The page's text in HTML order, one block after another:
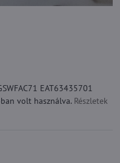
EAT63435701
volt használva. Részletek